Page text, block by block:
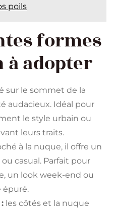
poils
formes
à adopter
sur le sommet de la
audacieux. Idéal pour
le style urbain ou
leurs traits.
à la nuque, il offre un
casual. Parfait pour
un look week-end ou
épuré.
les côtés et la nuque